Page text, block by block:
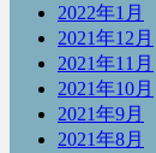
2022年1月
2021年12月
2021年11月
2021年10月
2021年9月
2021年8月